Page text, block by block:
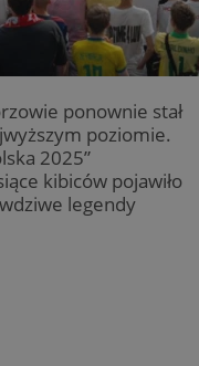
ponownie stał
poziomie.
2025”
kibiców pojawiło
legendy